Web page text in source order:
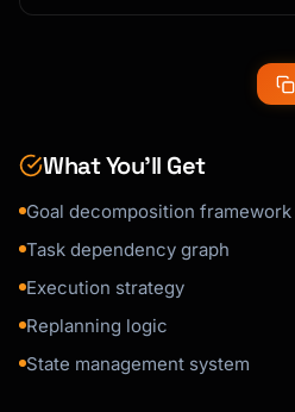
What You’ll Get
Goal decomposition framework
Task dependency graph
Execution strategy
Replanning logic
State management system